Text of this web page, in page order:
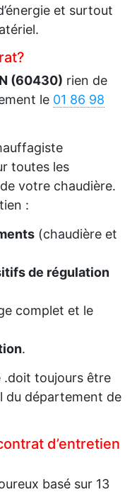
et surtout
(60430) rien de
le 01 86 98
toutes les
votre chaudière.
:
(chaudière et
de régulation
complet et le
.
.doit toujours être
du département de
d’entretien
basé sur 13